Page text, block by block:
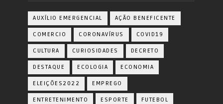
AUXÍLIO EMERGENCIAL AÇÃO BENEFICENTE
COMERCIO CORONAVÍRUS COVID19
CULTURA CURIOSIDADES DECRETO
DESTAQUE ECOLOGIA ECONOMIA
ELEIÇÕES2022 EMPREGO
ENTRETENIMENTO ESPORTE FUTEBOL